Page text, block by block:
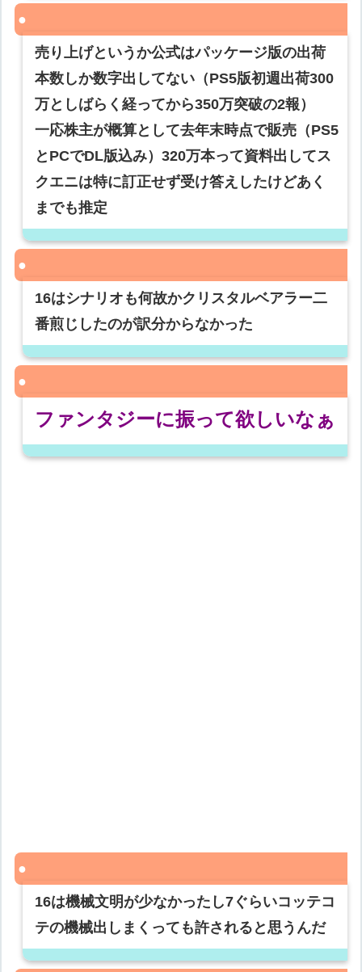
売り上げというか公式はパッケージ版の出荷
本数しか数字出してない（PS5版初週出荷300
万としばらく経ってから350万突破の2報）
一応株主が概算として去年末時点で販売（PS5
とPCでDL版込み）320万本って資料出してス
クエニは特に訂正せず受け答えしたけどあく
までも推定
16はシナリオも何故かクリスタルベアラー二
番煎じしたのが訳分からなかった
ファンタジーに振って欲しいなぁ
16は機械文明が少なかったし7ぐらいコッテコ
テの機械出しまくっても許されると思うんだ